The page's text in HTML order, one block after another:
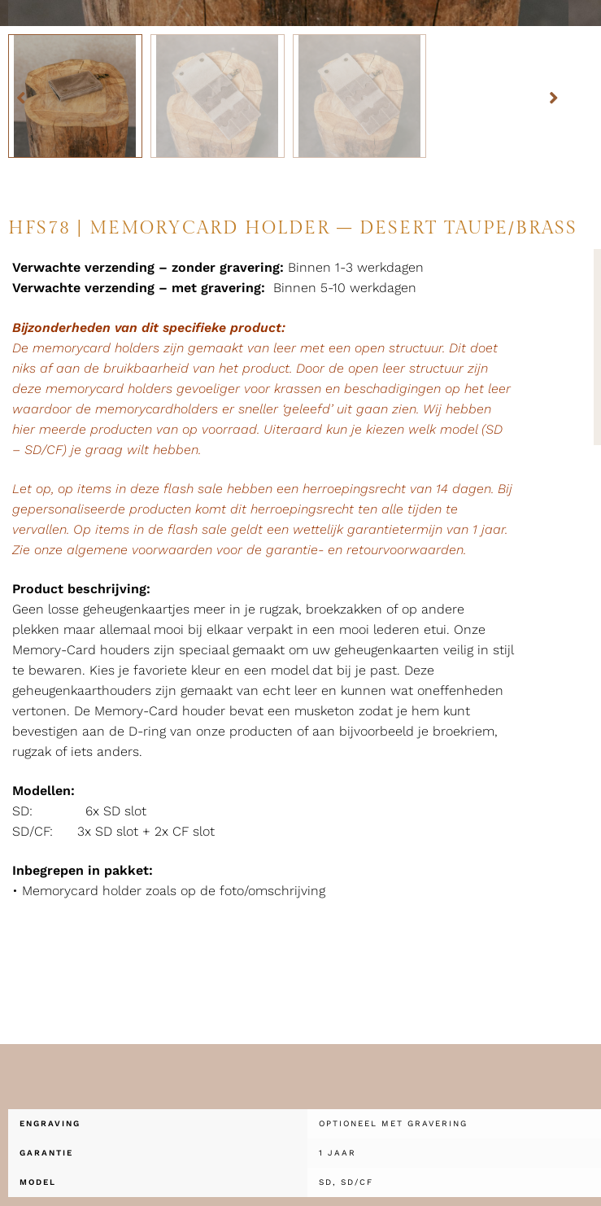
HFS78 | MEMORYCARD HOLDER – DESERT TAUPE/BRASS
Verwachte verzending – zonder gravering: Binnen 1-3 werkdagen
Verwachte verzending – met gravering: Binnen 5-10 werkdagen
Bijzonderheden van dit specifieke product:
De memorycard holders zijn gemaakt van leer met een open structuur. Dit doet
niks af aan de bruikbaarheid van het product. Door de open leer structuur zijn
deze memorycard holders gevoeliger voor krassen en beschadigingen op het leer
waardoor de memorycardholders er sneller ‘geleefd’ uit gaan zien. Wij hebben
hier meerde producten van op voorraad. Uiteraard kun je kiezen welk model (SD
– SD/CF) je graag wilt hebben.
Let op, op items in deze flash sale hebben een herroepingsrecht van 14 dagen. Bij
gepersonaliseerde producten komt dit herroepingsrecht ten alle tijden te
vervallen. Op items in de flash sale geldt een wettelijk garantietermijn van 1 jaar.
Zie onze algemene voorwaarden voor de garantie- en retourvoorwaarden.
Product beschrijving:
Geen losse geheugenkaartjes meer in je rugzak, broekzakken of op andere
plekken maar allemaal mooi bij elkaar verpakt in een mooi lederen etui. Onze
Memory-Card houders zijn speciaal gemaakt om uw geheugenkaarten veilig in stijl
te bewaren. Kies je favoriete kleur en een model dat bij je past. Deze
geheugenkaarthouders zijn gemaakt van echt leer en kunnen wat oneffenheden
vertonen. De Memory-Card houder bevat een musketon zodat je hem kunt
bevestigen aan de D-ring van onze producten of aan bijvoorbeeld je broekriem,
rugzak of iets anders.
Modellen:
SD: 6x SD slot
SD/CF: 3x SD slot + 2x CF slot
Inbegrepen in pakket:
• Memorycard holder zoals op de foto/omschrijving
ENGRAVING OPTIONEEL MET GRAVERING
GARANTIE 1 JAAR
MODEL SD, SD/CF